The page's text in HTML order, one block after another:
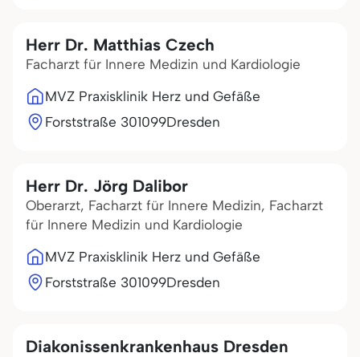
Herr Dr. Matthias Czech
Facharzt für Innere Medizin und Kardiologie
MVZ Praxisklinik Herz und Gefäße
Forststraße 301099Dresden
Herr Dr. Jörg Dalibor
Oberarzt, Facharzt für Innere Medizin, Facharzt
für Innere Medizin und Kardiologie
MVZ Praxisklinik Herz und Gefäße
Forststraße 301099Dresden
Diakonissenkrankenhaus Dresden